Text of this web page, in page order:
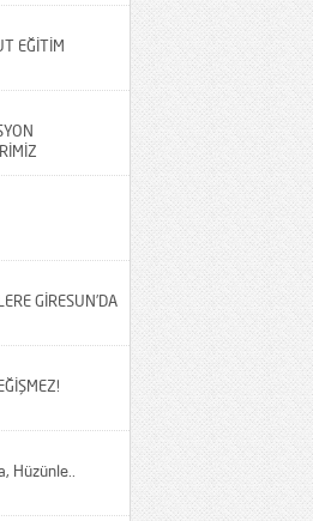
EĞİTİM
GİRESUN’DA
Hüzünle..